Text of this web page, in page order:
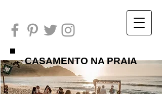
CASAMENTO NA PRAIA